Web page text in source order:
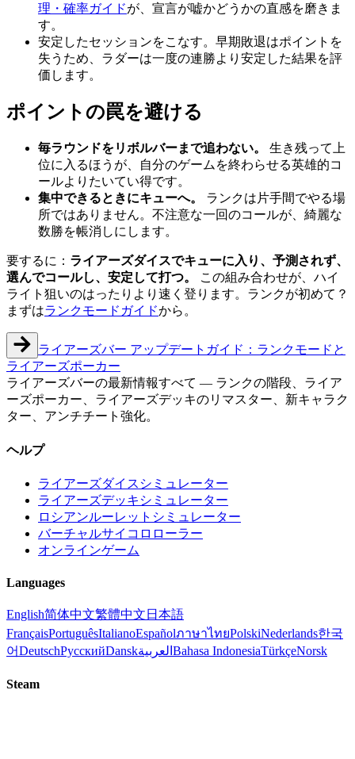
理・確率ガイドが、宣言が嘘かどうかの直感を磨きま
す。
安定したセッションをこなす。早期敗退はポイントを
失うため、ラダーは一度の連勝より安定した結果を評
価します。
ポイントの罠を避ける
毎ラウンドをリボルバーまで追わない。
生き残って上
位に入るほうが、自分のゲームを終わらせる英雄的コ
ールよりたいてい得です。
集中できるときにキューへ。
ランクは片手間でやる場
所ではありません。不注意な一回のコールが、綺麗な
数勝を帳消しにします。
要するに： ライアーズダイスでキューに入り、予測されず、
選んでコールし、安定して打つ。
この組み合わせが、ハイ
ライト狙いのはったりより速く登ります。ランクが初めて？
まずはランクモードガイドから。
ライアーズバー アップデートガイド：ランクモードと
ライアーズポーカー
ライアーズバーの最新情報すべて — ランクの階段、ライア
ーズポーカー、ライアーズデッキのリマスター、新キャラク
ター、アンチチート強化。
ヘルプ
ライアーズダイスシミュレーター
ライアーズデッキシミュレーター
ロシアンルーレットシミュレーター
バーチャルサイコロローラー
オンラインゲーム
Languages
English简体中文繁體中文 日本語
FrançaisPortuguêsItalianoEspañolภาษาไทยPolskiNederlands한국
어DeutschРусскийDanskالعربية Bahasa IndonesiaTürkçeNorsk
Steam